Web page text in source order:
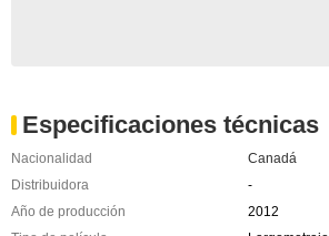
Especificaciones técnicas
Nacionalidad
Canadá
Distribuidora
-
Año de producción
2012